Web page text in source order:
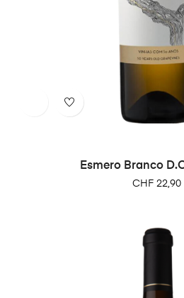
Esmero Branco
Preço
CHF 22,90